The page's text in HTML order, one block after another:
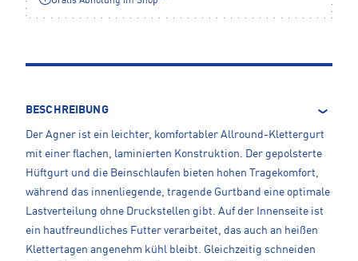
BESCHREIBUNG
Der Agner ist ein leichter, komfortabler Allround-Klettergurt
mit einer flachen, laminierten Konstruktion. Der gepolsterte
Hüftgurt und die Beinschlaufen bieten hohen Tragekomfort,
während das innenliegende, tragende Gurtband eine optimale
Lastverteilung ohne Druckstellen gibt. Auf der Innenseite ist
ein hautfreundliches Futter verarbeitet, das auch an heißen
Klettertagen angenehm kühl bleibt. Gleichzeitig schneiden